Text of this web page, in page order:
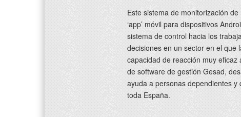
Este sistema de monitorización
‘app’ móvil para dispositivos
sistema de control hacia los
decisiones en un sector en el que
capacidad de reacción muy
de software de gestión Gesad,
ayuda a personas dependientes
toda España.